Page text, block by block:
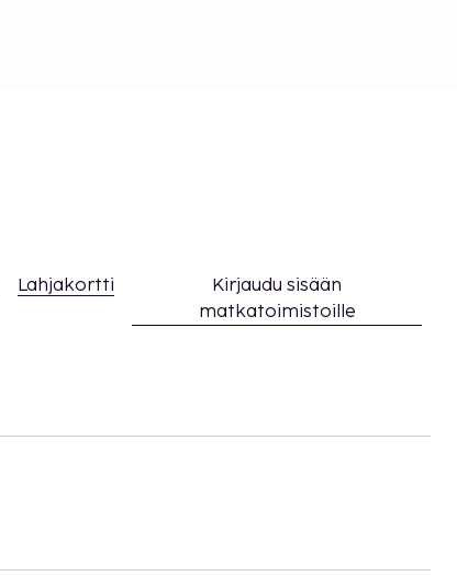
Lahjakortti
Kirjaudu sisään
matkatoimistoille